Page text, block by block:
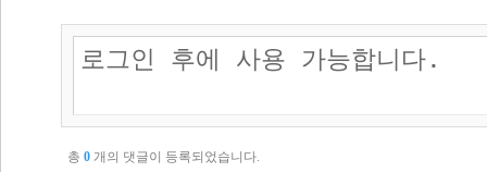
총 0 개의 댓글이 등록되었습니다.